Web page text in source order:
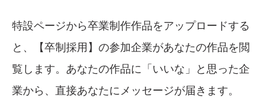
特設ページから卒業制作作品をアップロードする
と、【卒制採用】の参加企業があなたの作品を閲
覧します。あなたの作品に「いいな」と思った企
業から、直接あなたにメッセージが届きます。